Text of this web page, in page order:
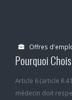
Offres
Pourquoi
Article 6 (article
médecin doit